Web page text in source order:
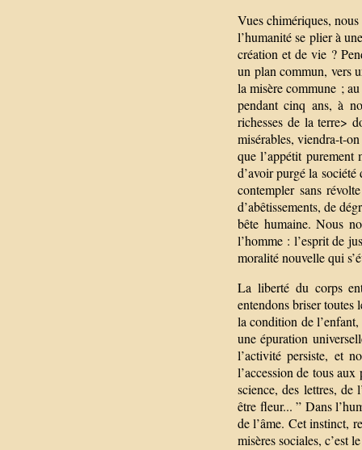
Vues chimériques,
l’humanité se plier à
création et de vie ?
un plan commun, vers
la misère commune ;
pendant cinq ans, à
richesses de la terre>
misérables, viendra-t-
que l’appétit purement
d’avoir purgé la
contempler sans
d’abêtissements, de
bête humaine. Nous
l’homme : l’esprit de
moralité nouvelle qui
La liberté du corps
entendons briser toutes
la condition de
une épuration
l’activité persiste, et
l’accession de tous
science, des lettres, de
être fleur... ” Dans
de l’âme. Cet instinct,
misères sociales, c’est